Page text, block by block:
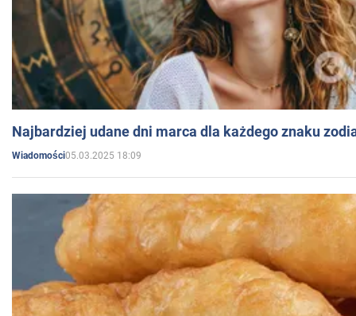
Najbardziej udane dni marca dla każdego znaku
Wiadomości05.03.2025 18:09